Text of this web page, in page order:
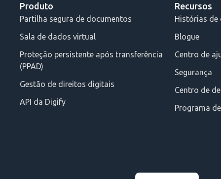
Produto
Partilha segura de documentos
Sala de dados virtual
Proteção persistente após transferência
(PPAD)
Gestão de direitos digitais
API da Digify
Recursos
Histórias de
Blogue
Centro de
Segurança
Centro de
Programa